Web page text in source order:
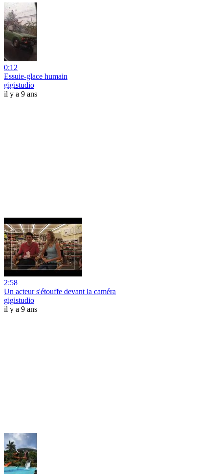
0:12
Essuie-glace humain
gigistudio
il y a 9 ans
2:58
Un acteur s'étouffe devant la caméra
gigistudio
il y a 9 ans